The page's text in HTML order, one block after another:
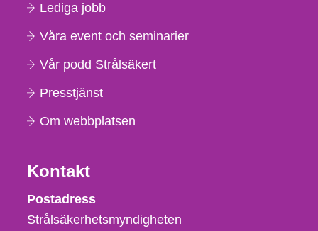
Lediga jobb
Våra event och seminarier
Vår podd Strålsäkert
Presstjänst
Om webbplatsen
Kontakt
Strålsäkerhetsmyndigheten
Postadress
Strålsäkerhetsmyndigheten